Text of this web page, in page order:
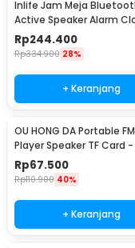
Inlife Jam Meja
Active Speaker Alarm
Radio USB Charge - K11
Rp244.400
Rp334.900 28%
+ Keranjang
OU HONG DA Portable
Player Speaker TF Card -
Rp67.500
Rp110.900 40%
+ Keranjang